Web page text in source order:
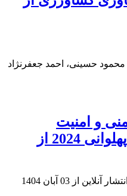
حسینی، احمد جعفرنژاد
و امنیت
مسابقات جهانی کشتی پهلوانی 2024 از
آنلاین از 03 آبان 1404